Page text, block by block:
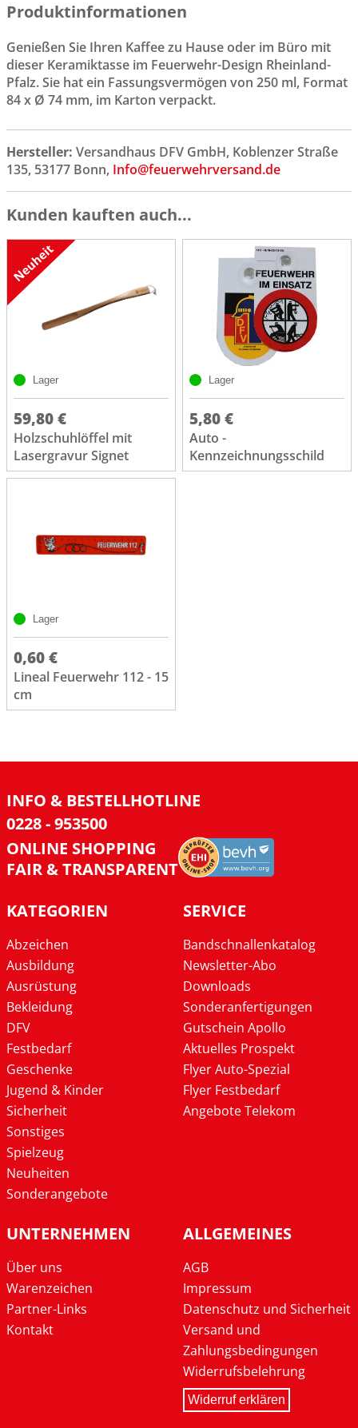
Produktinformationen
Genießen Sie Ihren Kaffee zu Hause oder im Büro mit
dieser Keramiktasse im Feuerwehr-Design Rheinland-
Pfalz. Sie hat ein Fassungsvermögen von 250 ml, Format
84 x Ø 74 mm, im Karton verpackt.
Hersteller: Versandhaus DFV GmbH, Koblenzer Straße
135, 53177 Bonn, Info@feuerwehrversand.de
Kunden kauften auch...
Lager
59,80 €
Holzschuhlöffel mit
Lasergravur Signet
Lager
5,80 €
Auto -
Kennzeichnungsschild
Lager
0,60 €
Lineal Feuerwehr 112 - 15
cm
INFO & BESTELLHOTLINE
0228 - 953500
ONLINE SHOPPING
FAIR & TRANSPARENT
KATEGORIEN
Abzeichen
Ausbildung
Ausrüstung
Bekleidung
DFV
Festbedarf
Geschenke
Jugend & Kinder
Sicherheit
Sonstiges
Spielzeug
Neuheiten
Sonderangebote
SERVICE
Bandschnallenkatalog
Newsletter-Abo
Downloads
Sonderanfertigungen
Gutschein Apollo
Aktuelles Prospekt
Flyer Auto-Spezial
Flyer Festbedarf
Angebote Telekom
UNTERNEHMEN
Über uns
Warenzeichen
Partner-Links
Kontakt
ALLGEMEINES
AGB
Impressum
Datenschutz und Sicherheit
Versand und
Zahlungsbedingungen
Widerrufsbelehrung
Widerruf erklären